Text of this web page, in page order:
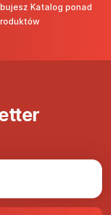
Katalog ponad